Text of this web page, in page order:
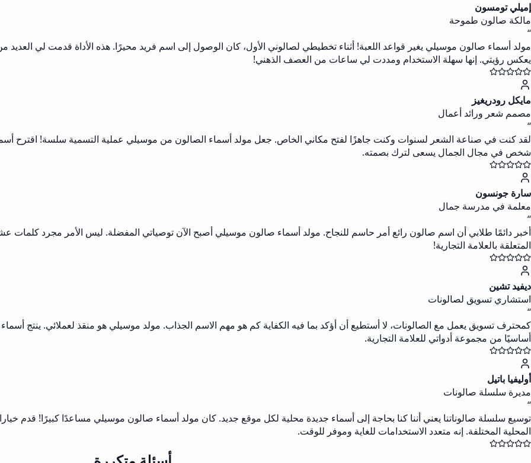
إميلي تومسون
مالكة صالون طموحة
“
مولد أسماء صالون موسيلي يغير قواعد اللعبة! أثناء تخطيطي لصالوني الأول، كان الوصول إلى اسم فريد محيرًا. هذه الأداة قدمت لي العديد
يعكس رؤيتي. إنها سهلة الاستخدام ومددت لي ساعات من العصف الذهني!
مايكل رودريغيز
مصمم شعر ورائد أعمال
“
لقد كنت في صناعة الشعر لسنوات وكنت جاهزًا لفتح مكاني الخاص. جعل مولد أسماء الصالون من موسيلي عملية التسمية سلسة! اقترح
شخص في مجال الجمال يسعى لترك بصمته.
سارة جونسون
معلمة في مدرسة جمال
“
أخبر دائمًا طلابي أن اسم صالون رائع أمر حاسم للنجاح. مولد أسماء صالون موسيلي أصبح الآن توصياتي المفضلة. ليس الأمر مجرد كلمات
المتعلقة بالعلامة التجارية!
ديفيد تشين
استشاري تسويق لصالونات
“
كمحترف تسويق يعمل مع الصالونات، لا أستطيع أن أؤكد بما فيه الكفاية كم هو مهم الاسم الجذاب. مولد موسيلي هو منقذ لعملائي. ينتج
أساسيًا من مجموعة أدواتي للعلامة التجارية.
أوليفيا باتيل
مديرة سلسلة صالونات
“
توسيع سلسلة صالوناتنا يعني أننا كنا بحاجة إلى أسماء جديدة محلية لكل موقع جديد. كان مولد أسماء صالون موسيلي مساعدًا كبيرًا! قدم
المحلية المختلفة. إنه متعدد الاستخدامات للغاية وموفر للوقت.